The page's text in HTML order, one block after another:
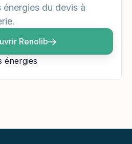
du devis à
Renolib